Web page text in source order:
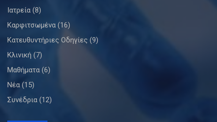
Ιατρεία (8)
Καρφιτσωμένα (16)
Κατευθυντήριες Οδηγίες (9)
Κλινική (7)
Μαθήματα (6)
Νέα (15)
Συνέδρια (12)